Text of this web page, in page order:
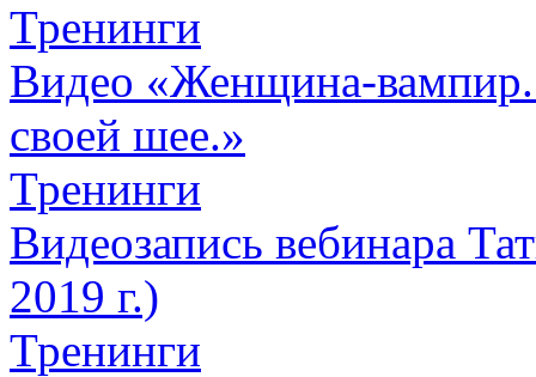
Тренинги
Видео «Женщина-вампир.
своей шее.»
Тренинги
Видеозапись вебинара
2019 г.)
Тренинги